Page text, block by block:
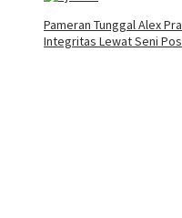
Pameran Tunggal Alex
Integritas Lewat Seni